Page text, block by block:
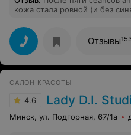
кожа стала ровной (и без
Отзывы153
САЛОН КРАСОТЫ
4.6 Lady D.I.
Минск, ул. Подгорная, 67/1а